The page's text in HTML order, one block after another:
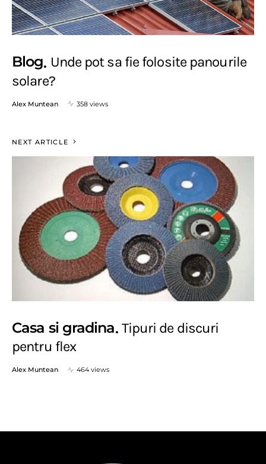
Blog Unde pot sa fie folosite panourile
solare?
Alex Muntean 358 views
NEXT ARTICLE
Casa si gradina Tipuri de discuri
pentru flex
Alex Muntean 464 views